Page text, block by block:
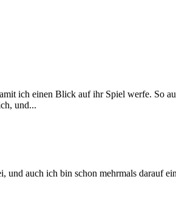
ich einen Blick auf ihr Spiel werfe. So
und...
auch ich bin schon mehrmals darauf